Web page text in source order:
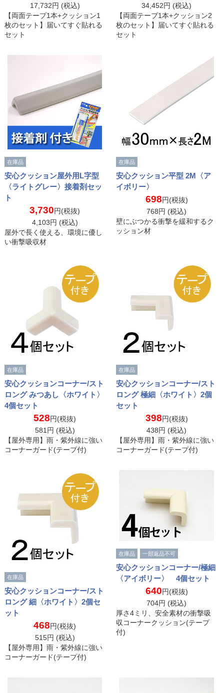
17,732円 (税込)
【両面テープ1本+クッション1
枚のセット】届いてすぐ貼れる
セット
34,452円 (税込)
【両面テープ1本+クッション2
枚のセット】届いてすぐ貼れる
セット
在庫品
安心クッション屋外用L字型
〈ライトグレー〉接着剤セッ
ト
3,730円(税抜)
4,103円 (税込)
屋外で長く使える、環境に優し
い衝撃吸収材
在庫品
安心クッション平型 2M〈ア
イボリー〉
698円(税抜)
768円 (税込)
壁にぶつかる衝撃を緩和するク
ッション材
在庫品
安心クッションコーナー/スト
ロング みつあし〈ホワイト〉
4個セット
528円(税抜)
581 円 (税込)
【屋外専用】雨・紫外線に強い
コーナーガード(テープ付)
在庫品
安心クッションコーナー/スト
ロング 極細〈ホワイト〉2個
セット
398円(税抜)
438円 (税込)
【屋外専用】雨・紫外線に強い
コーナーガード(テープ付)
在庫品
安心クッションコーナー/スト
ロング 細〈ホワイト〉2個セ
ット
468円(税抜)
515円 (税込)
【屋外専用】雨・紫外線に強い
コーナーガード(テープ付)
在庫品 一部返品不可
安心クッションコーナー/極細
〈アイボリー〉 4個セット
640円(税抜)
704円 (税込)
厚さ4ミリ、安全素材の衝撃吸
収コーナークッション(テープ
付)